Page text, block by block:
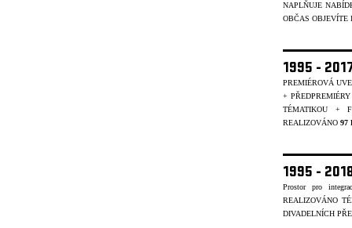
NAPLŇUJE
OBČAS OBJEVÍTE
1995 -
PREMIÉROVÁ
+
TÉMATIKOU +
REALIZOVÁNO 97
1995 -
Prostor pro
REALIZOVÁNO
DIVADELNÍCH